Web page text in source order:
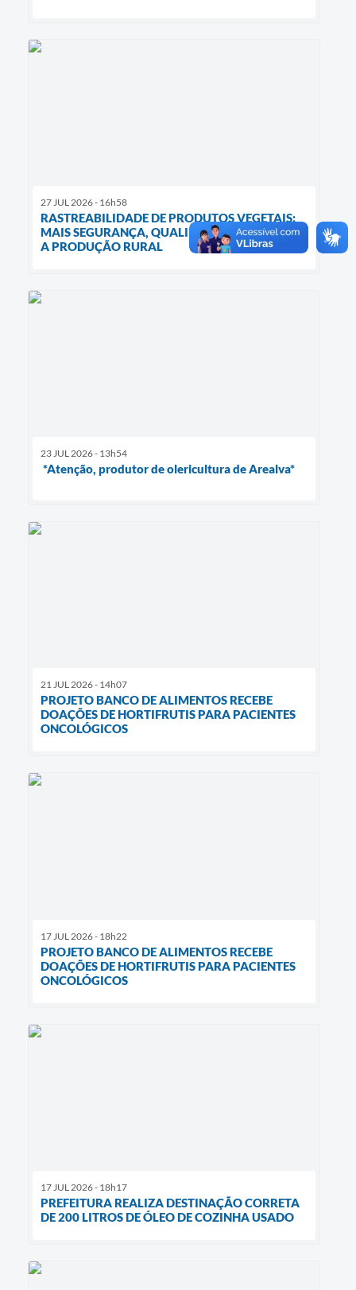
27 JUL 2026 - 16h58
RASTREABILIDADE DE PRODUTOS VEGETAIS:
MAIS SEGURANÇA, QUALIDADE E VALOR PARA
A PRODUÇÃO RURAL
23 JUL 2026 - 13h54
*Atenção, produtor de olericultura de Arealva*
21 JUL 2026 - 14h07
PROJETO BANCO DE ALIMENTOS RECEBE
DOAÇÕES DE HORTIFRUTIS PARA PACIENTES
ONCOLÓGICOS
17 JUL 2026 - 18h22
PROJETO BANCO DE ALIMENTOS RECEBE
DOAÇÕES DE HORTIFRUTIS PARA PACIENTES
ONCOLÓGICOS
17 JUL 2026 - 18h17
PREFEITURA REALIZA DESTINAÇÃO CORRETA
DE 200 LITROS DE ÓLEO DE COZINHA USADO